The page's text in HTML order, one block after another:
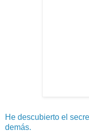
He descubierto el
demás.